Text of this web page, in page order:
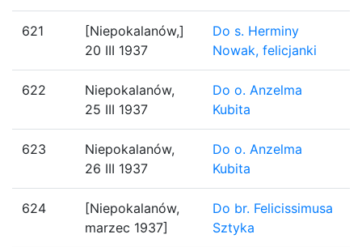
621
[Niepokalanów,]
20 III 1937
Do s. Herminy
Nowak, felicjanki
622
Niepokalanów,
25 III 1937
Do o. Anzelma
Kubita
623
Niepokalanów,
26 III 1937
Do o. Anzelma
Kubita
624
[Niepokalanów,
marzec 1937]
Do br. Felicissimusa
Sztyka